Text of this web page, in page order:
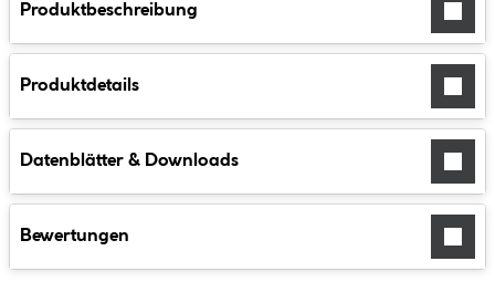
Produktbeschreibung
Produktdetails
Datenblätter & Downloads
Bewertungen